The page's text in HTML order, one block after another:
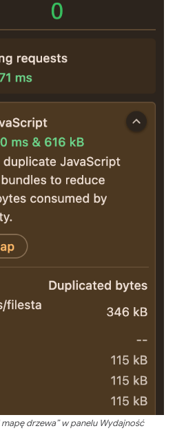
drzewa” w panelu Wydajność